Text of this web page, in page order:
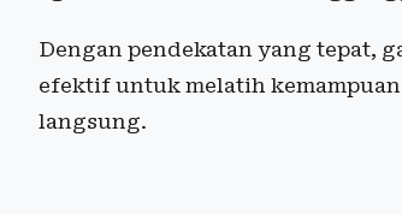
Dengan pendekatan yang tepat,
efektif untuk melatih
langsung.